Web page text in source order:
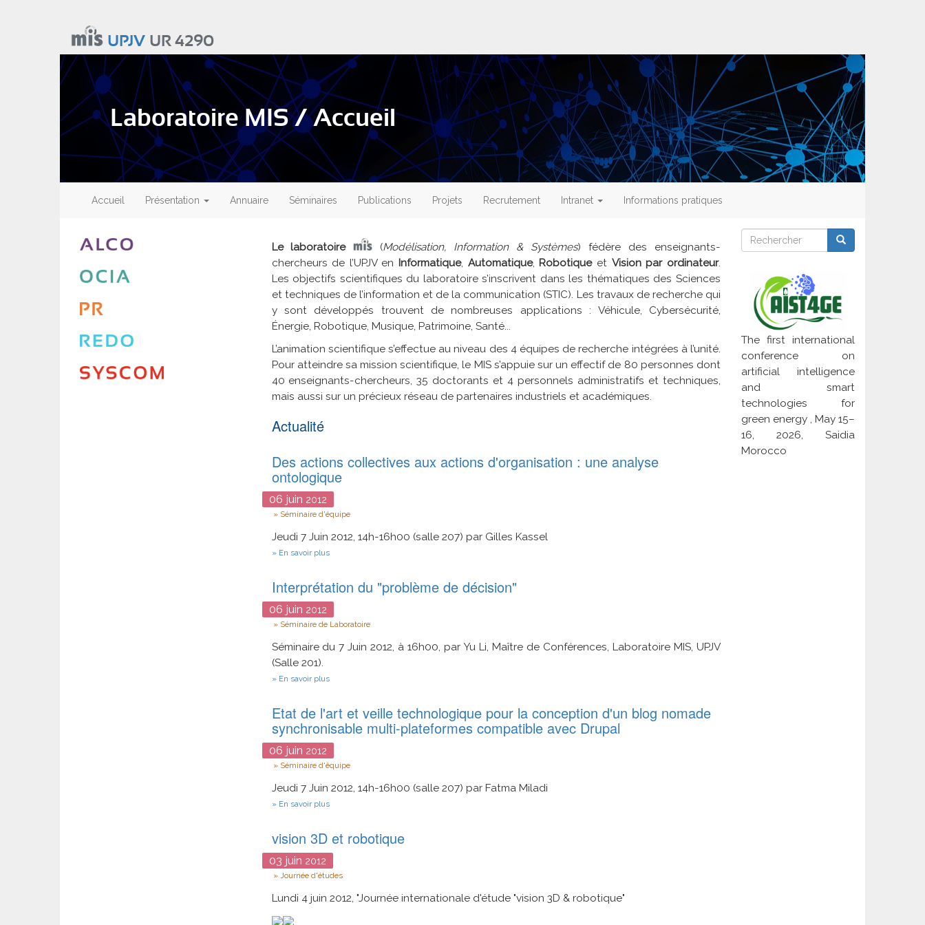
UPJVUR 4290
Laboratoire MIS / Accueil
Main
navigation
Accueil Présentation Annuaire Séminaires Publications Projets Recrutement Intranet Informations pratiques
Le laboratoire (Modélisation, Information & Systèmes) fédère des enseignants-
chercheurs de l’UPJV en Informatique, Automatique, Robotiqueet Vision par ordinateur.
Les objectifs scientifiques du laboratoire s’inscrivent dans les thématiques des Sciences
et techniques de l’information et de la communication (STIC). Les travaux de recherche qui
y sont développés trouvent de nombreuses applications : Véhicule, Cybersécurité,
Énergie, Robotique, Musique, Patrimoine, Santé...
L’animation scientifique s’effectue au niveau des 4 équipes de recherche intégrées à l’unité.
Pour atteindre sa mission scientifique, le MIS s’appuie sur un effectif de 80 personnes dont
40 enseignants-chercheurs, 35 doctorants et 4 personnels administratifs et techniques,
mais aussi sur un précieux réseau de partenaires industriels et académiques.
Actualité
Des actions collectives aux actions d'organisation : une analyse
ontologique
06 juin 2012
Type
Séminaire d'équipe
Jeudi 7 Juin 2012, 14h-16h00 (salle 207) par Gilles Kassel
En savoir plussur
collectives
aux
actions
d'organisation
:
analyse
Interprétation du "problème de décision"
06 juin 2012
Type
Séminaire de Laboratoire
Séminaire du 7 Juin 2012, à 16h00, par Yu Li, Maître de Conférences, Laboratoire MIS, UPJV
(Salle 201).
En savoir plussur
"problème
de
décision"
Etat de l'art et veille technologique pour la conception d'un blog nomade
synchronisable multi-plateformes compatible avec Drupal
06 juin 2012
Type
Séminaire d'équipe
Jeudi 7 Juin 2012, 14h-16h00 (salle 207) par Fatma Miladi
En savoir plussur
l'art
et
technologique
pour
conception
vision 3D et robotique
03 juin 2012
Type
Journée d'études
Lundi 4 juin 2012, "Journée internationale d'étude "vision 3D & robotique"
Rechercher
Rechercher Rechercher
The first international
conference on
artificial intelligence
and smart
technologies for
green energy , May 15–
16, 2026, Saidia
Morocco